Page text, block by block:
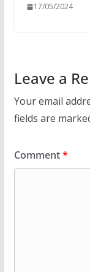
17/05/2024
Leave a
Your email
fields are
Comment*